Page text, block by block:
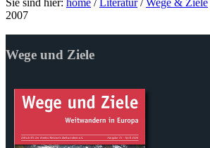
2007
Wege und Ziele